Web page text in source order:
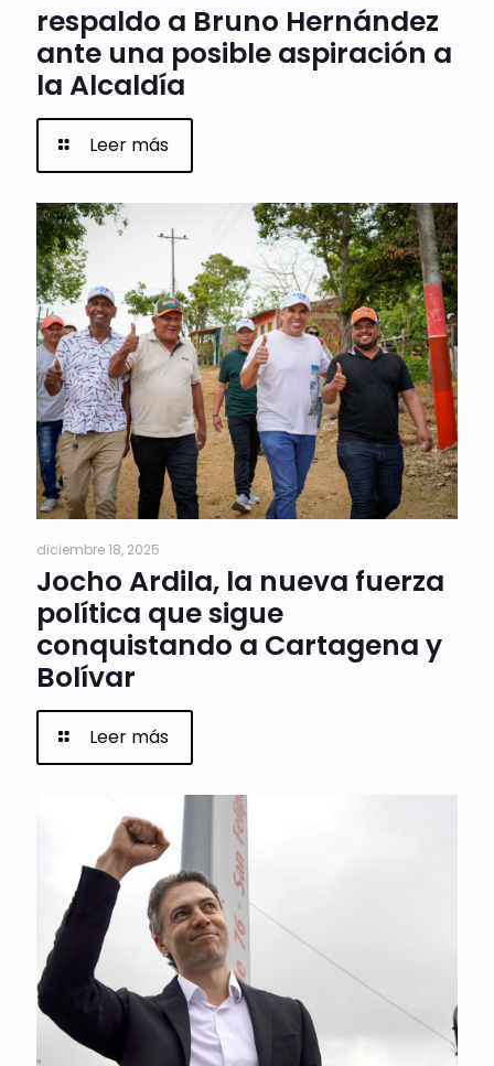
respaldo a Bruno Hernández
ante una posible aspiración a
la Alcaldía
Leer más
diciembre 18, 2025
Jocho Ardila, la nueva fuerza
política que sigue
conquistando a Cartagena y
Bolívar
Leer más